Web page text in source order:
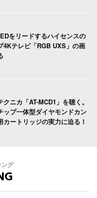
をリードするハイセンスの
4Kテレビ「RGB UXS」の画
ニカ「AT-MCD1」を聴く。
ップ一体型ダイヤモンドカン
カートリッジの実力に迫る！
グ